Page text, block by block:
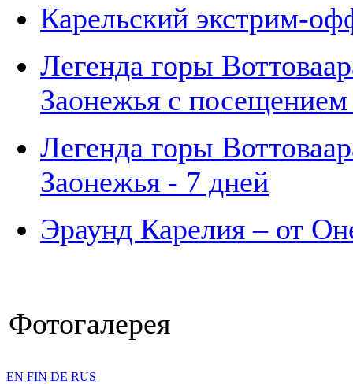
Карельский экстрим-
Легенда горы
Заонежья с
Легенда горы
Заонежья - 7 дней
Эраунд Карелия – от
Фотогалерея
EN FIN DE RUS